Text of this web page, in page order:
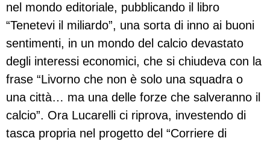
nel mondo editoriale, pubblicando il libro
“Tenetevi il miliardo”, una sorta di inno ai buoni
sentimenti, in un mondo del calcio devastato
degli interessi economici, che si chiudeva con la
frase “Livorno che non è solo una squadra o
una città… ma una delle forze che salveranno il
calcio”. Ora Lucarelli ci riprova, investendo di
tasca propria nel progetto del “Corriere di